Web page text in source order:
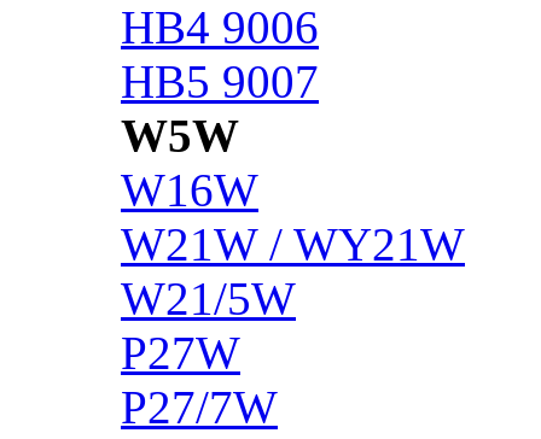
HB4 9006
HB5 9007
W5W
W16W
W21W / WY21W
W21/5W
P27W
P27/7W